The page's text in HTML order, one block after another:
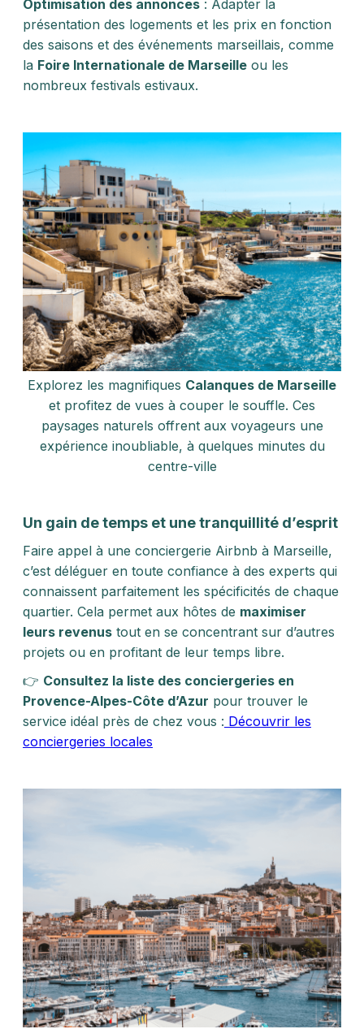
Optimisation des annonces : Adapter la
présentation des logements et les prix en fonction
des saisons et des événements marseillais, comme
la Foire Internationale de Marseille ou les
nombreux festivals estivaux.
Explorez les magnifiques Calanques de Marseille
et profitez de vues à couper le souffle. Ces
paysages naturels offrent aux voyageurs une
expérience inoubliable, à quelques minutes du
centre-ville
Un gain de temps et une tranquillité d’esprit
Faire appel à une conciergerie Airbnb à Marseille,
c’est déléguer en toute confiance à des experts qui
connaissent parfaitement les spécificités de chaque
quartier. Cela permet aux hôtes de maximiser
leurs revenus tout en se concentrant sur d’autres
projets ou en profitant de leur temps libre.
👉 Consultez la liste des conciergeries en
Provence-Alpes-Côte d’Azur pour trouver le
service idéal près de chez vous : Découvrir les
conciergeries locales